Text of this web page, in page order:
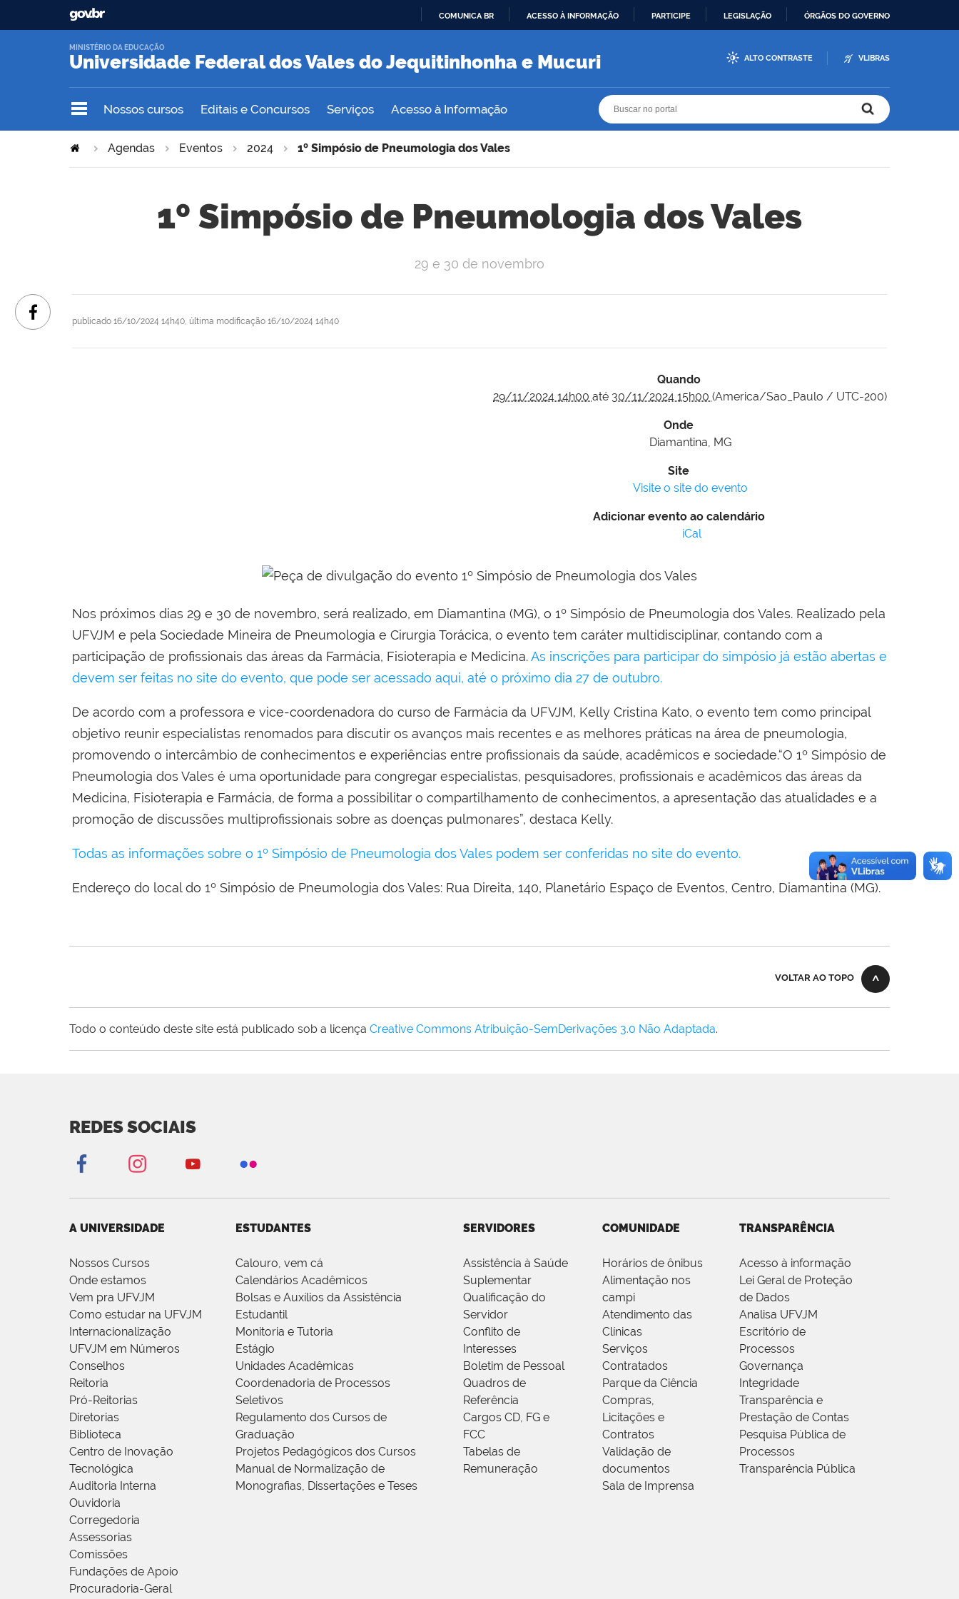
O
COMUNICA BR ACESSO À INFORMAÇÃO PARTICIPE LEGISLAÇÃO ÓRGÃOS DO GOVERNO
Universidade Federal dos Vales do Jequitinhonha e Mucuri
MINISTÉRIO DA EDUCAÇÃO
ALTO CONTRASTE VLIBRAS
Nossos cursos Editais e Concursos Serviços Acesso à Informação
Agendas Eventos 2024 1º Simpósio de Pneumologia dos Vales
1º Simpósio de Pneumologia dos Vales
publicado 16/10/2024 14h40, última modificação 16/10/2024 14h40
29 e 30 de novembro
Quando
29/11/2024 14h00 até 30/11/2024 15h00 (America/Sao_Paulo / UTC-200)
Onde
Diamantina, MG
Site
Visite o site do evento
Adicionar evento ao calendário
iCal
Nos próximos dias 29 e 30 de novembro, será realizado, em Diamantina (MG), o 1º Simpósio de Pneumologia dos Vales. Realizado pela
UFVJM e pela Sociedade Mineira de Pneumologia e Cirurgia Torácica, o evento tem caráter multidisciplinar, contando com a
participação de profissionais das áreas da Farmácia, Fisioterapia e Medicina.As inscrições para participar do simpósio já estão abertas e
devem ser feitas no site do evento, que pode ser acessado aqui, até o próximo dia 27 de outubro.
De acordo com a professora e vice-coordenadora do curso de Farmácia da UFVJM, Kelly Cristina Kato, o evento tem como principal
objetivo reunir especialistas renomados para discutir os avanços mais recentes e as melhores práticas na área de pneumologia,
promovendo o intercâmbio de conhecimentos e experiências entre profissionais da saúde, acadêmicos e sociedade.“O 1º Simpósio de
Pneumologia dos Vales é uma oportunidade para congregar especialistas, pesquisadores, profissionais e acadêmicos das áreas da
Medicina, Fisioterapia e Farmácia, de forma a possibilitar o compartilhamento de conhecimentos, a apresentação das atualidades e a
promoção de discussões multiprofissionais sobre as doenças pulmonares”, destaca Kelly.
Todas as informações sobre o 1º Simpósio de Pneumologia dos Vales podem ser conferidas no site do evento.
Endereço do local do 1º Simpósio de Pneumologia dos Vales: Rua Direita, 140, Planetário Espaço de Eventos, Centro, Diamantina (MG).
VOLTAR AO TOPO
Todo o conteúdo deste site está publicado sob a licença Creative Commons Atribuição-SemDerivações 3.0 Não Adaptada.
REDES SOCIAIS
A UNIVERSIDADE
Nossos Cursos
Onde estamos
Vem pra UFVJM
Como estudar na UFVJM
Internacionalização
UFVJM em Números
Conselhos
Reitoria
Pró-Reitorias
Diretorias
Biblioteca
Centro de Inovação
Tecnológica
Auditoria Interna
Ouvidoria
Corregedoria
Assessorias
Comissões
Fundações de Apoio
Procuradoria-Geral
ESTUDANTES
Calouro, vem cá
Calendários Acadêmicos
Bolsas e Auxílios da Assistência
Estudantil
Monitoria e Tutoria
Estágio
Unidades Acadêmicas
Coordenadoria de Processos
Seletivos
Regulamento dos Cursos de
Graduação
Projetos Pedagógicos dos Cursos
Manual de Normalização de
Monografias, Dissertações e Teses
SERVIDORES
Assistência à Saúde
Suplementar
Qualificação do
Servidor
Conflito de
Interesses
Boletim de Pessoal
Quadros de
Referência
Cargos CD, FG e
FCC
Tabelas de
Remuneração
COMUNIDADE
Horários de ônibus
Alimentação nos
campi
Atendimento das
Clínicas
Serviços
Contratados
Parque da Ciência
Compras,
Licitações e
Contratos
Validação de
documentos
Sala de Imprensa
TRANSPARÊNCIA
Acesso à informação
Lei Geral de Proteção
de Dados
Analisa UFVJM
Escritório de
Processos
Governança
Integridade
Transparência e
Prestação de Contas
Pesquisa Pública de
Processos
Transparência Pública